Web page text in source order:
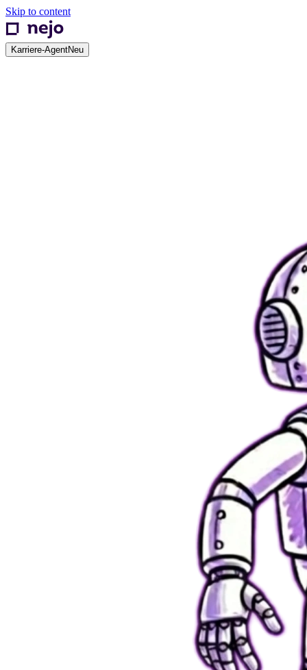
Skip to content
Karriere-AgentNeu